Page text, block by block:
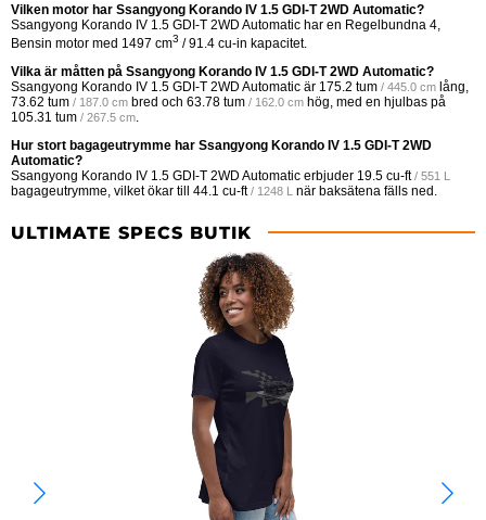
Vilken motor har Ssangyong Korando IV 1.5 GDI-T 2WD Automatic?
Ssangyong Korando IV 1.5 GDI-T 2WD Automatic har en Regelbundna 4,
Bensin motor med 1497 cm3 / 91.4 cu-in kapacitet.
Vilka är måtten på Ssangyong Korando IV 1.5 GDI-T 2WD Automatic?
Ssangyong Korando IV 1.5 GDI-T 2WD Automatic är 175.2 tum / 445.0 cm lång,
73.62 tum / 187.0 cm bred och 63.78 tum / 162.0 cm hög, med en hjulbas på
105.31 tum / 267.5 cm.
Hur stort bagageutrymme har Ssangyong Korando IV 1.5 GDI-T 2WD
Automatic?
Ssangyong Korando IV 1.5 GDI-T 2WD Automatic erbjuder 19.5 cu-ft / 551 L
bagageutrymme, vilket ökar till 44.1 cu-ft / 1248 L när baksätena fälls ned.
ULTIMATE SPECS BUTIK